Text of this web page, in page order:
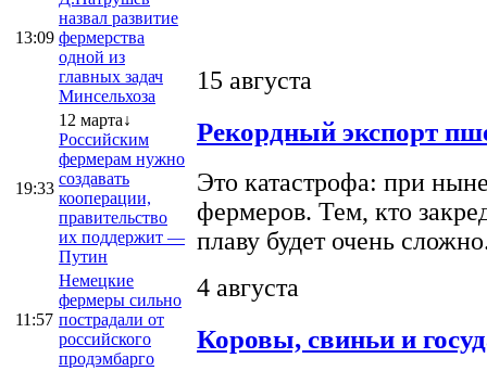
13:09
назвал развитие
фермерства
одной из
главных задач
Минсельхоза
19:33
12 марта↓
Российским
фермерам нужно
создавать
кооперации,
правительство
их поддержит —
Путин
11:57
Немецкие
фермеры сильно
пострадали от
российского
продэмбарго
15 августа
Рекордный экспорт
Это катастрофа: при
фермеров. Тем, кто
плаву будет очень
4 августа
Коровы, свиньи и